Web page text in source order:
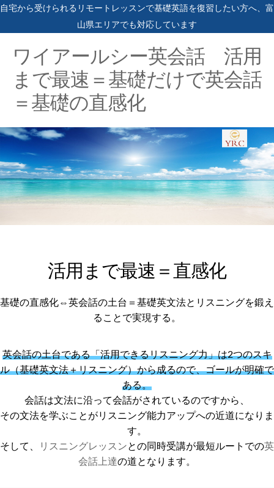
自宅から受けられるリモートレッスンで基礎英語を復習したい方へ、富
山県エリアでも対応しています